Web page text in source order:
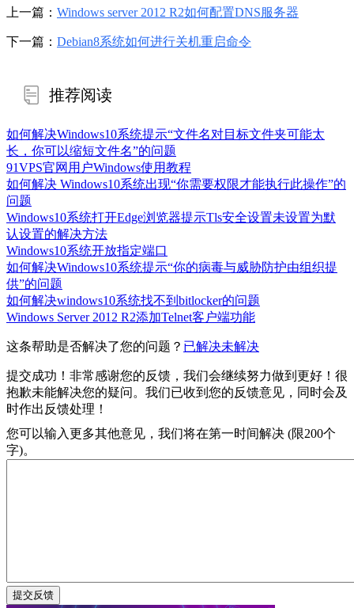
上一篇： Windows server 2012 R2如何配置DNS服务器
下一篇： Debian8系统如何进行关机重启命令
推荐阅读
如何解决Windows10系统提示“文件名对目标文件夹可能太
长，你可以缩短文件名”的问题
91VPS官网用户Windows使用教程
如何解决 Windows10系统出现“你需要权限才能执行此操作”的
问题
Windows10系统打开Edge浏览器提示Tls安全设置未设置为默
认设置的解决方法
Windows10系统开放指定端口
如何解决Windows10系统提示“你的病毒与威胁防护由组织提
供”的问题
如何解决windows10系统找不到bitlocker的问题
Windows Server 2012 R2添加Telnet客户端功能
这条帮助是否解决了您的问题？ 已解决未解决
提交成功！非常感谢您的反馈，我们会继续努力做到更好！ 很
抱歉未能解决您的疑问。我们已收到您的反馈意见，同时会及
时作出反馈处理！
您可以输入更多其他意见，我们将在第一时间解决 (限200个
字)。